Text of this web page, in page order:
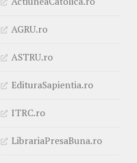
AGRU.ro
ASTRU.ro
EdituraSapientia.ro
ITRC.ro
LibrariaPresaBuna.ro